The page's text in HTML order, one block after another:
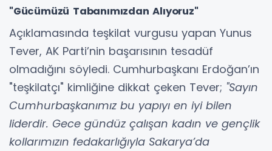
"Gücümüzü Tabanımızdan Alıyoruz"
Açıklamasında teşkilat vurgusu yapan Yunus
Tever, AK Parti’nin başarısının tesadüf
olmadığını söyledi. Cumhurbaşkanı Erdoğan’ın
"teşkilatçı" kimliğine dikkat çeken Tever; "Sayın
Cumhurbaşkanımız bu yapıyı en iyi bilen
liderdir. Gece gündüz çalışan kadın ve gençlik
kollarımızın fedakarlığıyla Sakarya’da